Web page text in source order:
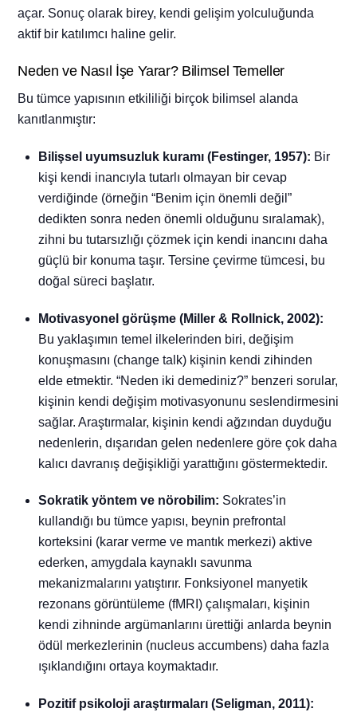
açar. Sonuç olarak birey, kendi gelişim yolculuğunda
aktif bir katılımcı haline gelir.
Neden ve Nasıl İşe Yarar? Bilimsel Temeller
Bu tümce yapısının etkililiği birçok bilimsel alanda
kanıtlanmıştır:
Bilişsel uyumsuzluk kuramı (Festinger, 1957): Bir
kişi kendi inancıyla tutarlı olmayan bir cevap
verdiğinde (örneğin “Benim için önemli değil”
dedikten sonra neden önemli olduğunu sıralamak),
zihni bu tutarsızlığı çözmek için kendi inancını daha
güçlü bir konuma taşır. Tersine çevirme tümcesi, bu
doğal süreci başlatır.
Motivasyonel görüşme (Miller & Rollnick, 2002):
Bu yaklaşımın temel ilkelerinden biri, değişim
konuşmasını (change talk) kişinin kendi zihinden
elde etmektir. “Neden iki demediniz?” benzeri sorular,
kişinin kendi değişim motivasyonunu seslendirmesini
sağlar. Araştırmalar, kişinin kendi ağzından duyduğu
nedenlerin, dışarıdan gelen nedenlere göre çok daha
kalıcı davranış değişikliği yarattığını göstermektedir.
Sokratik yöntem ve nörobilim: Sokrates’in
kullandığı bu tümce yapısı, beynin prefrontal
korteksini (karar verme ve mantık merkezi) aktive
ederken, amygdala kaynaklı savunma
mekanizmalarını yatıştırır. Fonksiyonel manyetik
rezonans görüntüleme (fMRI) çalışmaları, kişinin
kendi zihninde argümanlarını ürettiği anlarda beynin
ödül merkezlerinin (nucleus accumbens) daha fazla
ışıklandığını ortaya koymaktadır.
Pozitif psikoloji araştırmaları (Seligman, 2011):